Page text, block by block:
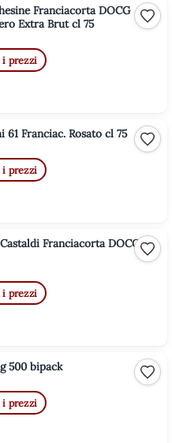
Franciacorta DOCG
Extra Brut cl 75
i prezzi
61 Franciac. Rosato cl 75
i prezzi
Franciacorta DOCG
i prezzi
500 bipack
i prezzi